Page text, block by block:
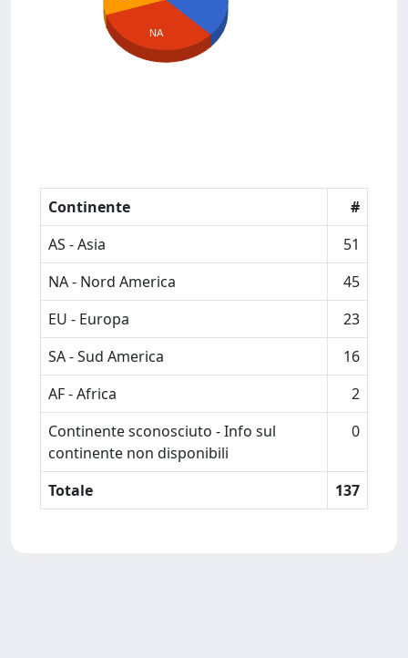
NA
Continente
#
AS - Asia
51
NA - Nord America
45
EU - Europa
23
SA - Sud America
16
AF - Africa
2
Continente sconosciuto - Info sul
continente non disponibili
0
Totale 137